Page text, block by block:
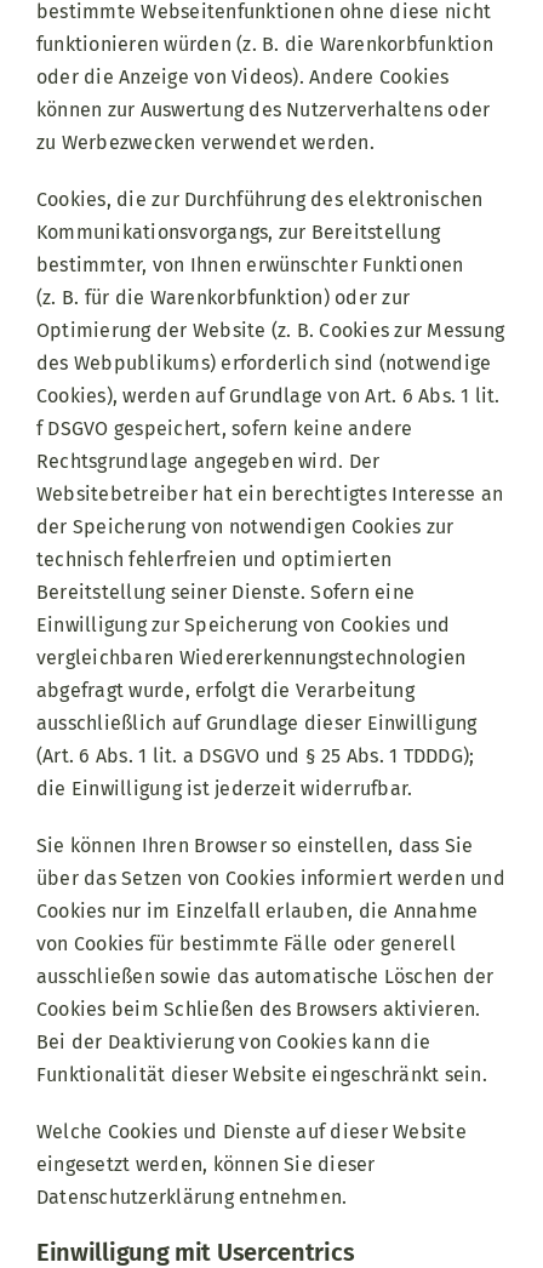
bestimmte Webseitenfunktionen ohne diese nicht
funktionieren würden (z. B. die Warenkorbfunktion
oder die Anzeige von Videos). Andere Cookies
können zur Auswertung des Nutzerverhaltens oder
zu Werbezwecken verwendet werden.
Cookies, die zur Durchführung des elektronischen
Kommunikationsvorgangs, zur Bereitstellung
bestimmter, von Ihnen erwünschter Funktionen
(z. B. für die Warenkorbfunktion) oder zur
Optimierung der Website (z. B. Cookies zur Messung
des Webpublikums) erforderlich sind (notwendige
Cookies), werden auf Grundlage von Art. 6 Abs. 1 lit.
f DSGVO gespeichert, sofern keine andere
Rechtsgrundlage angegeben wird. Der
Websitebetreiber hat ein berechtigtes Interesse an
der Speicherung von notwendigen Cookies zur
technisch fehlerfreien und optimierten
Bereitstellung seiner Dienste. Sofern eine
Einwilligung zur Speicherung von Cookies und
vergleichbaren Wiedererkennungstechnologien
abgefragt wurde, erfolgt die Verarbeitung
ausschließlich auf Grundlage dieser Einwilligung
(Art. 6 Abs. 1 lit. a DSGVO und § 25 Abs. 1 TDDDG);
die Einwilligung ist jederzeit widerrufbar.
Sie können Ihren Browser so einstellen, dass Sie
über das Setzen von Cookies informiert werden und
Cookies nur im Einzelfall erlauben, die Annahme
von Cookies für bestimmte Fälle oder generell
ausschließen sowie das automatische Löschen der
Cookies beim Schließen des Browsers aktivieren.
Bei der Deaktivierung von Cookies kann die
Funktionalität dieser Website eingeschränkt sein.
Welche Cookies und Dienste auf dieser Website
eingesetzt werden, können Sie dieser
Datenschutzerklärung entnehmen.
Einwilligung mit Usercentrics